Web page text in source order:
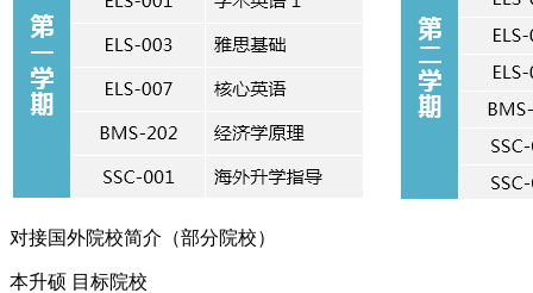
对接国外院校简介（部分院校）
本升硕 目标院校